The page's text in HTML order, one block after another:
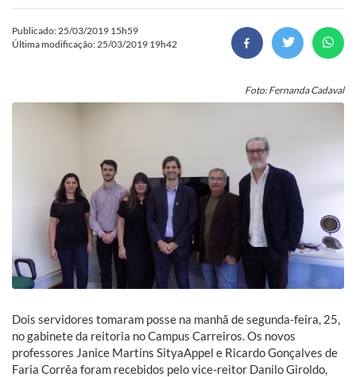
Publicado: 25/03/2019 15h59
Última modificação: 25/03/2019 19h42
Foto: Fernanda Cadaval
Dois servidores tomaram posse na manhã de segunda-feira, 25,
no gabinete da reitoria no Campus Carreiros. Os novos
professores Janice Martins SityaAppel e Ricardo Gonçalves de
Faria Corrêa foram recebidos pelo vice-reitor Danilo Giroldo,